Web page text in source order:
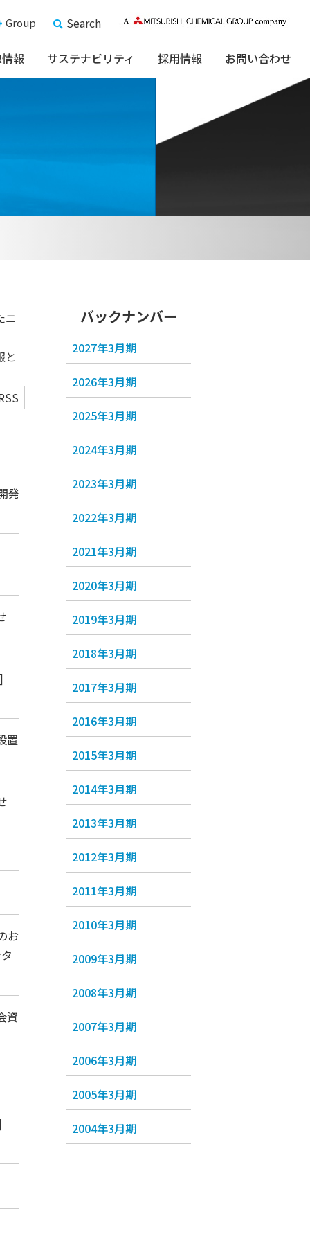
Group Search
報 サステナビリティ 採用情報 お問い合わせ
ニ
と
発
置
お
資
バックナンバー
2027年3月期
2026年3月期
2025年3月期
2024年3月期
2023年3月期
2022年3月期
2021年3月期
2020年3月期
2019年3月期
2018年3月期
2017年3月期
2016年3月期
2015年3月期
2014年3月期
2013年3月期
2012年3月期
2011年3月期
2010年3月期
2009年3月期
2008年3月期
2007年3月期
2006年3月期
2005年3月期
2004年3月期